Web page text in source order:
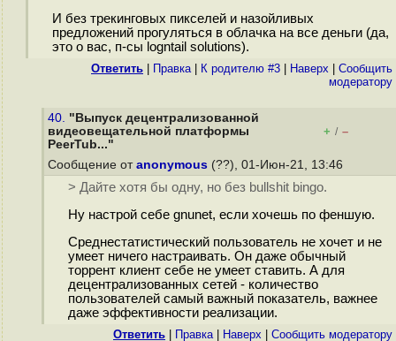
И без трекинговых пикселей и назойливых
предложений прогуляться в облачка на все деньги (да,
это о вас, п-сы logntail solutions).
Ответить Правка| К родителю #3 Наверх
Cообщить
модератору
40. "Выпуск децентрализованной
видеовещательной платформы
PeerTub..."
+ / –
Сообщение от anonymous (??), 01-Июн-21, 13:46
> Дайте хотя бы одну, но без bullshit bingo.
Ну настрой себе gnunet, если хочешь по феншую.
Среднестатистический пользователь не хочет и не
умеет ничего настраивать. Он даже обычный
торрент клиент себе не умеет ставить. А для
децентрализованных сетей - количество
пользователей самый важный показатель, важнее
даже эффективности реализации.
Ответить Правка| Наверх Cообщить модератору